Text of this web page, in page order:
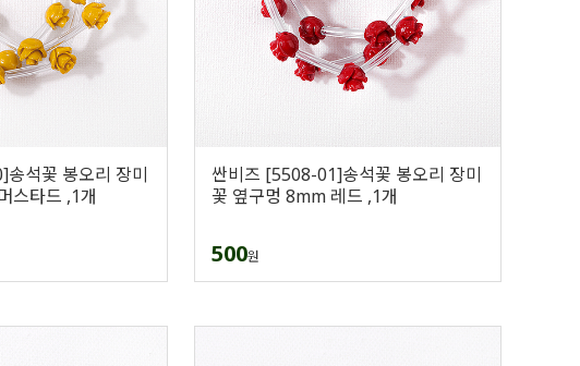
석꽃 봉오리 장미
스타드 ,1개
싼비즈 [5508-01]송석꽃 봉오리 장미
꽃 옆구멍 8mm 레드 ,1개
500원